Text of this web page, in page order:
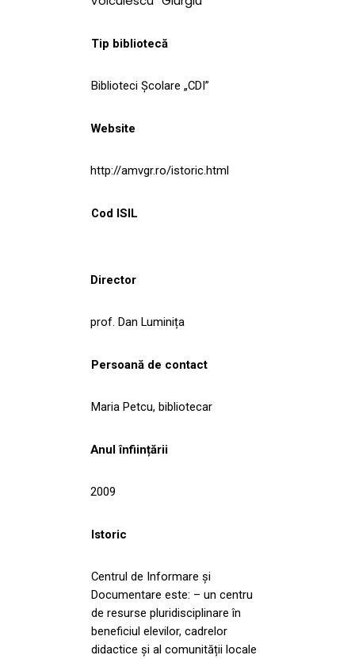
Tip bibliotecă
Biblioteci Școlare „CDI”
Website
http://amvgr.ro/istoric.html
Cod ISIL
Director
prof. Dan Luminița
Persoană de contact
Maria Petcu, bibliotecar
Anul înființării
2009
Istoric
Centrul de Informare și
Documentare este: – un centru
de resurse pluridisciplinare în
beneficiul elevilor, cadrelor
didactice și al comunității locale